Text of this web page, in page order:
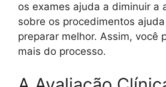
os exames ajuda a diminuir a
sobre os procedimentos
preparar melhor. Assim, você
mais do processo.